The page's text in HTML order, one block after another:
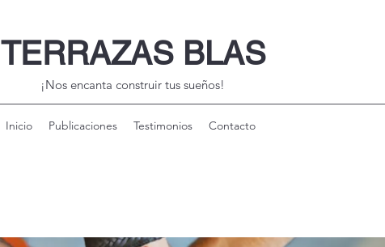
TERRAZAS BLAS
¡Nos encanta construir tus sueños!
Inicio Publicaciones Testimonios Contacto